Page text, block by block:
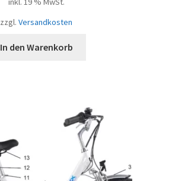
zzgl. Versandkosten
In den Warenkorb